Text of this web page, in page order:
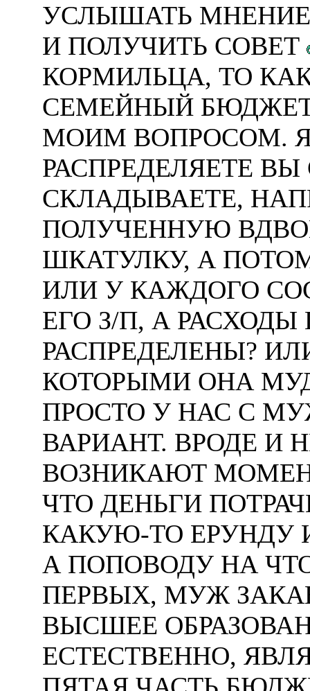
УСЛЫШАТЬ
И ПОЛУЧИТЬ СОВЕТ
КОРМИЛЬЦА, ТО
СЕМЕЙНЫЙ
МОИМ ВОПРОСОМ.
РАСПРЕДЕЛЯЕТЕ
СКЛАДЫВАЕТЕ,
ПОЛУЧЕННУЮ
ШКАТУЛКУ, А
ИЛИ У КАЖДОГО
ЕГО З/П, А
РАСПРЕДЕЛЕНЫ?
КОТОРЫМИ ОНА
ПРОСТО У НАС С
ВАРИАНТ. ВРОДЕ И
ВОЗНИКАЮТ
ЧТО ДЕНЬГИ
КАКУЮ-ТО ЕРУНДУ
А ПОПОВОДУ НА
ПЕРВЫХ, МУЖ
ВЫСШЕЕ
ЕСТЕСТВЕННО,